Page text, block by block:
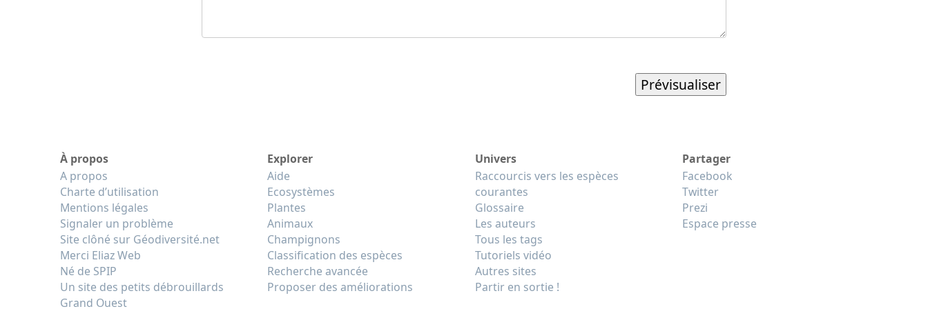
À propos
A propos
Charte d’utilisation
Mentions légales
Signaler un problème
Site clôné sur Géodiversité.net
Merci Eliaz Web
Né de SPIP
Un site des petits débrouillards
Grand Ouest
Explorer
Aide
Ecosystèmes
Plantes
Animaux
Champignons
Classification des espèces
Recherche avancée
Proposer des améliorations
Univers
Raccourcis vers les espèces
courantes
Glossaire
Les auteurs
Tous les tags
Tutoriels vidéo
Autres sites
Partir en sortie !
Partager
Facebook
Twitter
Prezi
Espace presse